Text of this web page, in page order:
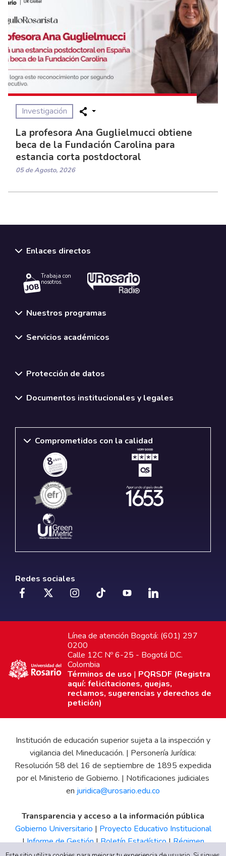
Investigación
La profesora Ana Guglielmucci obtiene
beca de la Fundación Carolina para
estancia corta postdoctoral
05 de Agosto, 2026
Enlaces directos
Trabaja con
nosotros.
Nuestros programas
Servicios académicos
Protección de datos
Documentos institucionales y legales
Comprometidos con la calidad
Redes sociales
Línea de atención Bogotá: (601) 297
0200
Calle 12C Nº 6-25 - Bogotá D.C.
Colombia
Términos de uso | PQRSDF (Registra
aquí: felicitaciones, quejas,
reclamos, sugerencias y derechos de
petición)
Institución de educación superior sujeta a la inspección y
vigilancia del Mineducación. | Personería Jurídica:
Resolución 58 del 16 de septiembre de 1895 expedida
por el Ministerio de Gobierno. | Notificaciones judiciales
en juridica@urosario.edu.co
Transparencia y acceso a la información pública
Gobierno Universitario | Proyecto Educativo Institucional
|Informe de Gestión|Boletín Estadístico|Régimen